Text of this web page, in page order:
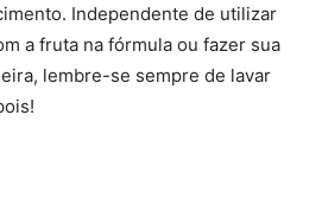
Independente de utilizar
a fruta na fórmula ou fazer sua
lembre-se sempre de lavar